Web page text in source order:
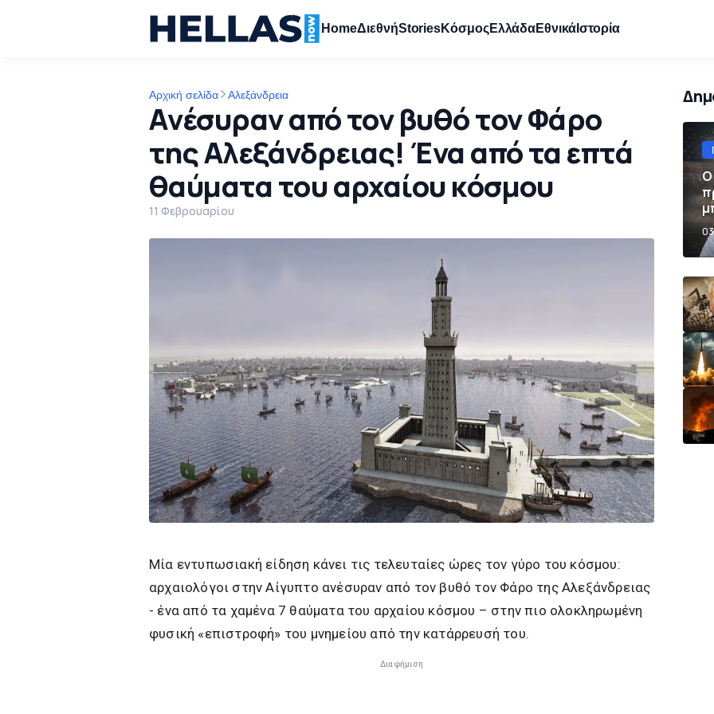
HomeΔιεθνήStoriesΚόσμοςΕλλάδαΕθνικάΙστορία
Αρχική σελίδα Αλεξάνδρεια
Aνέσυραν από τον βυθό τον Φάρο
της Αλεξάνδρειας! Ένα από τα επτά
θαύματα του αρχαίου κόσμου
11 Φεβρουαρίου
Μία εντυπωσιακή είδηση κάνει τις τελευταίες ώρες τον γύρο του κόσμου:
αρχαιολόγοι στην Αίγυπτο ανέσυραν από τον βυθό τον Φάρο της Αλεξάνδρειας
- ένα από τα χαμένα 7 θαύματα του αρχαίου κόσμου – στην πιο ολοκληρωμένη
φυσική «επιστροφή» του μνημείου από την κατάρρευσή του.
Διαφήμιση
Ο